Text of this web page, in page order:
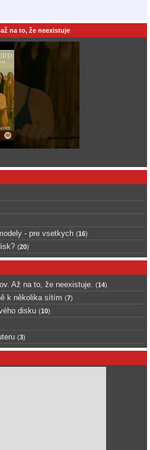
na to, že neexistuje
- pre vsetkych (16)
(20)
Až na to, že neexistuje. (14)
k několika sítím (7)
disku (10)
(3)